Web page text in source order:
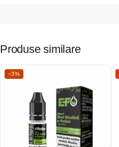
Produse similare
−3%